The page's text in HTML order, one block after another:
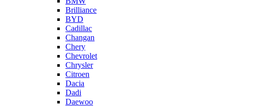
Brilliance
BYD
Cadillac
Changan
Chery
Chevrolet
Chrysler
Citroen
Dacia
Dadi
Daewoo